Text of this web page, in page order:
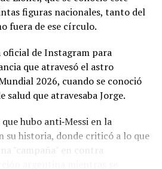
ocupación
información sobre lossalarios
país para distintos roles
1.500.000 pesos argentinos;
y 600.000 pesos
figuras nacionales, tanto del
fuera de ese círculo.
de Instagram para
que atravesó el astro
2026, cuando se conoció
salud que atravesaba Jorge.
hubo anti‑Messi en la
su historia, donde criticó a lo que
"campaña" en contra